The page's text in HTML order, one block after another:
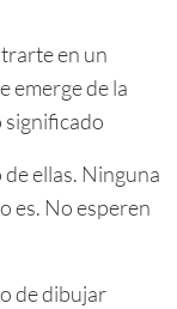
en un
emerge de la
significado
ellas. Ninguna
es. No esperen
de dibujar